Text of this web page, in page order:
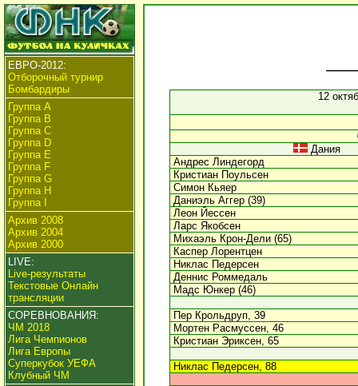
ЕВРО-2012:
Отборочный турнир
Бомбардиры
Группа А
Группа B
Группа C
Группа D
Группа E
Группа F
Группа G
Группа H
Группа I
Архив 2008
Архив 2004
Архив 2000
LIVE:
Live-результаты
Текстовые Онлайн
трансляции
СОРЕВНОВАНИЯ:
ЧМ 2018
Лига Чемпионов
Лига Европы
Суперкубок УЕФА
Клубный ЧМ
12
Дания
Андрес Линдегорд
Кристиан Поульсен
Симон Кьяер
Даниэль Аггер (39)
Леон Йессен
Ларс Якобсен
Михаэль Крон-Дели (65)
Каспер Лорентцен
Никлас Педерсен
Деннис Роммедаль
Мадс Юнкер (46)
Пер Крольдруп, 39
Мортен Расмуссен, 46
Кристиан Эриксен, 65
Никлас Педерсен, 88